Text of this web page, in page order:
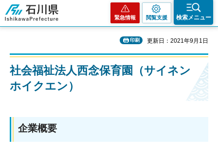
石川県
緊急情報 閲覧支援 検索メニュー
印刷 更新日：2021年9月1日
社会福祉法人西念保育園（サイネン
ホイクエン）
企業概要